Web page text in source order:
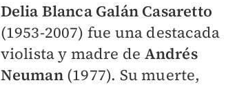
Delia Blanca Galán Casaretto
(1953-2007) fue una destacada
violista y madre de Andrés
Neuman (1977). Su muerte,